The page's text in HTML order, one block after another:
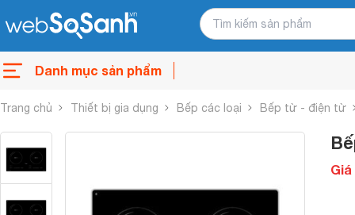
Danh mục sản phẩm
Trang chủ Thiết bị gia dụng Bếp các loại Bếp từ - điện từ
Giá